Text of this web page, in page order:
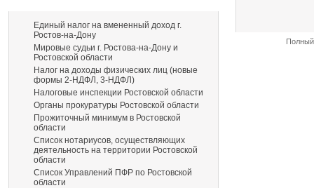
Единый налог на вмененный доход г.
Ростов-на-Дону
Мировые судьи г. Ростова-на-Дону и
Ростовской области
Налог на доходы физических лиц (новые
формы 2-НДФЛ, 3-НДФЛ)
Налоговые инспекции Ростовской области
Органы прокуратуры Ростовской области
Прожиточный минимум в Ростовской
области
Список нотариусов, осуществляющих
деятельность на территории Ростовской
области
Список Управлений ПФР по Ростовской
области